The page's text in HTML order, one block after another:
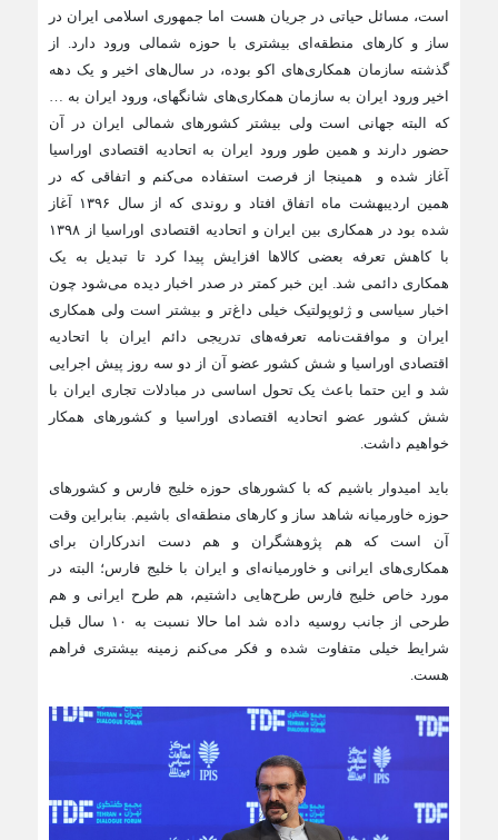
است، مسائل حیاتی در جریان هست اما جمهوری اسلامی ایران در
ساز و کارهای منطقه‌ای بیشتری با حوزه شمالی ورود دارد. از
گذشته سازمان همکاری‌های اکو بوده، در سال‌های اخیر و یک دهه
اخیر ورود ایران به سازمان همکاری‌های شانگهای، ورود ایران به …
که البته جهانی است ولی بیشتر کشورهای شمالی ایران در آن
حضور دارند و همین طور ورود ایران به اتحادیه اقتصادی اوراسیا
آغاز شده و همینجا از فرصت استفاده می‌کنم و اتفاقی که در
همین اردیبهشت ماه اتفاق افتاد و روندی که از سال ۱۳۹۶ آغاز
شده بود در همکاری بین ایران و اتحادیه اقتصادی اوراسیا از ۱۳۹۸
با کاهش تعرفه بعضی کالاها افزایش پیدا کرد تا تبدیل به یک
همکاری دائمی شد. این خبر کمتر در صدر اخبار دیده می‌شود چون
اخبار سیاسی و ژئوپولتیک خیلی داغ‌تر و بیشتر است ولی همکاری
ایران و موافقت‌نامه تعرفه‌های تدریجی دائم ایران با اتحادیه
اقتصادی اوراسیا و شش کشور عضو آن از دو سه روز پیش اجرایی
شد و این حتما باعث یک تحول اساسی در مبادلات تجاری ایران با
شش کشور عضو اتحادیه اقتصادی اوراسیا و کشورهای همکار
خواهیم داشت.
باید امیدوار باشیم که با کشورهای حوزه خلیج فارس و کشورهای
حوزه خاورمیانه شاهد ساز و کارهای منطقه‌ای باشیم. بنابراین وقت
آن است که هم پژوهشگران و هم دست اندرکاران برای
همکاری‌های ایرانی و خاورمیانه‌ای و ایران با خلیج فارس؛ البته در
مورد خاص خلیج فارس طرح‌هایی داشتیم، هم طرح ایرانی و هم
طرحی از جانب روسیه داده شد اما حالا نسبت به ۱۰ سال قبل
شرایط خیلی متفاوت شده و فکر می‌کنم زمینه بیشتری فراهم
هست.